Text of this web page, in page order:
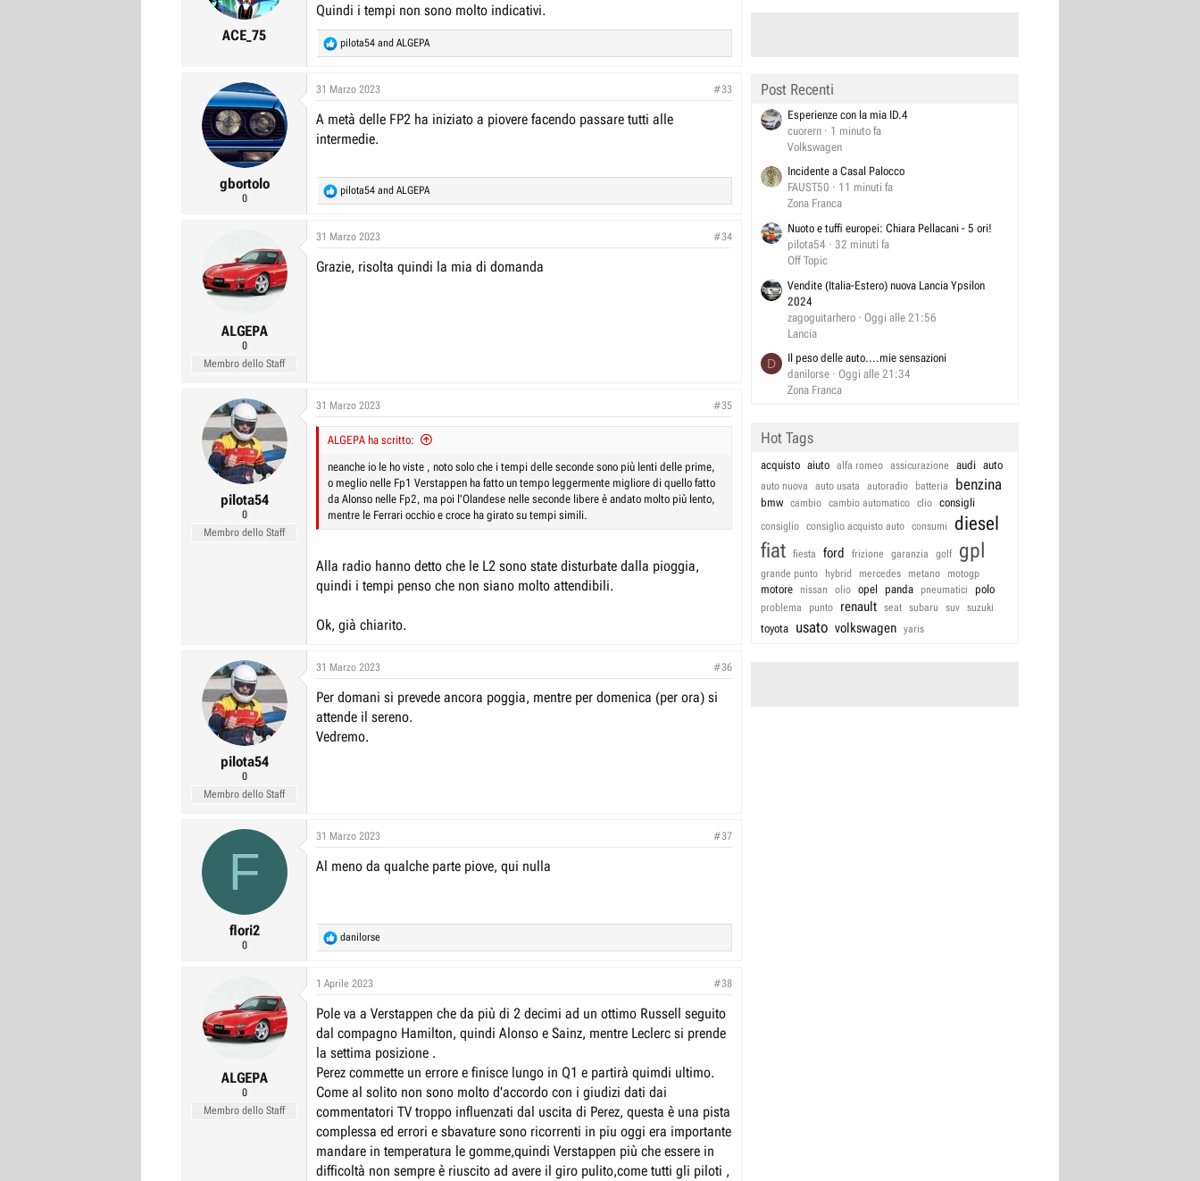
ACE_75
Quindi i tempi non sono molto indicativi.
R
e
c
i
o
:
pilota54 and ALGEPA
gbortolo
0
31 Marzo 2023 #33
A metà delle FP2 ha iniziato a piovere facendo passare tutti alle
intermedie.
R
e
c
i
pilota54 and ALGEPA
ALGEPA
0
Membro dello Staff
31 Marzo 2023 #34
Grazie, risolta quindi la mia di domanda
pilota54
0
Membro dello Staff
31 Marzo 2023 #35
ALGEPA ha scritto:
neanche io le ho viste , noto solo che i tempi delle seconde sono più lenti delle prime,
o meglio nelle Fp1 Verstappen ha fatto un tempo leggermente migliore di quello fatto
da Alonso nelle Fp2, ma poi l'Olandese nelle seconde libere è andato molto più lento,
mentre le Ferrari occhio e croce ha girato su tempi simili.
Alla radio hanno detto che le L2 sono state disturbate dalla pioggia,
quindi i tempi penso che non siano molto attendibili.
Ok, già chiarito.
pilota54
0
Membro dello Staff
31 Marzo 2023 #36
Per domani si prevede ancora poggia, mentre per domenica (per ora) si
attende il sereno.
Vedremo.
F
flori2
0
31 Marzo 2023 #37
Al meno da qualche parte piove, qui nulla
R
e
c
i
o
n
s
:
danilorse
ALGEPA
0
Membro dello Staff
1 Aprile 2023 #38
Pole va a Verstappen che da più di 2 decimi ad un ottimo Russell seguito
dal compagno Hamilton, quindi Alonso e Sainz, mentre Leclerc si prende
la settima posizione .
Perez commette un errore e finisce lungo in Q1 e partirà quimdi ultimo.
Come al solito non sono molto d'accordo con i giudizi dati dai
commentatori TV troppo influenzati dal uscita di Perez, questa è una pista
complessa ed errori e sbavature sono ricorrenti in piu oggi era importante
mandare in temperatura le gomme,quindi Verstappen più che essere in
difficoltà non sempre è riuscito ad avere il giro pulito,come tutti gli piloti ,
Post Recenti
Esperienze con la mia ID.4
cuorern
1 minuto fa
Volkswagen
Incidente a Casal Palocco
FAUST50
11 minuti fa
Zona Franca
Nuoto e tuffi europei: Chiara Pellacani - 5 ori!
pilota54
32 minuti fa
Off Topic
Vendite (Italia-Estero) nuova Lancia Ypsilon
2024
zagoguitarhero
Oggi alle 21:56
Lancia
D
Il peso delle auto....mie sensazioni
danilorse
Oggi alle 21:34
Zona Franca
Hot Tags
acquisto aiuto alfa romeo assicurazione audi auto
auto nuova auto usata autoradio batteria benzina
bmw cambio cambio automatico clio consigli
consiglio consiglio acquisto auto consumi diesel
fiat fiesta ford frizione garanzia golf gpl
grande punto hybrid mercedes metano motogp
motore nissan olio opel panda pneumatici polo
problema punto renault seat subaru suv suzuki
toyota usato volkswagen yaris